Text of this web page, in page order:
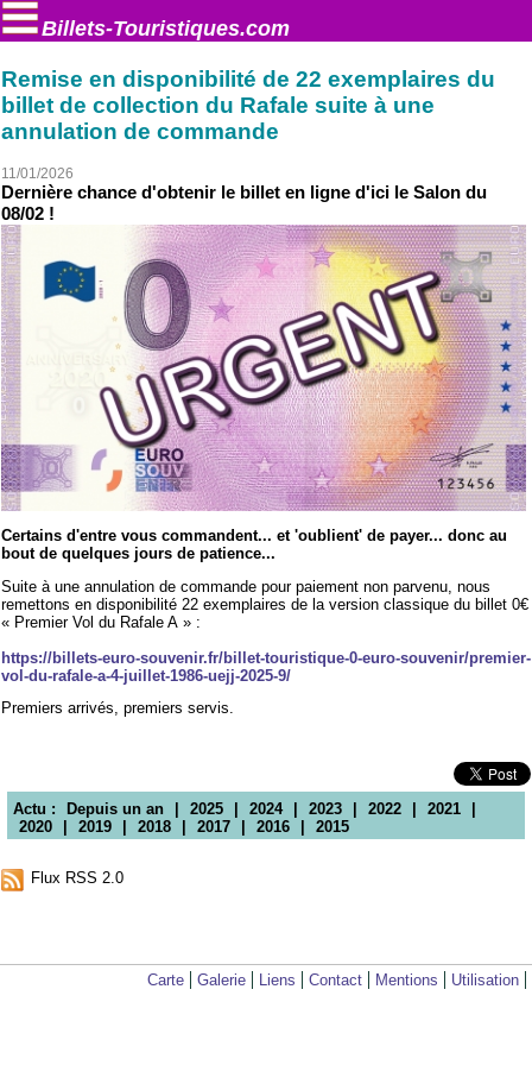
Billets-Touristiques.com
Remise en disponibilité de 22 exemplaires du
billet de collection du Rafale suite à une
annulation de commande
11/01/2026
Dernière chance d'obtenir le billet en ligne d'ici le Salon du
08/02 !
Certains d'entre vous commandent... et 'oublient' de payer... donc au
bout de quelques jours de patience...
Suite à une annulation de commande pour paiement non parvenu, nous
remettons en disponibilité 22 exemplaires de la version classique du billet 0€
« Premier Vol du Rafale A » :
https://billets-euro-souvenir.fr/billet-touristique-0-euro-souvenir/premier-
vol-du-rafale-a-4-juillet-1986-uejj-2025-9/
Premiers arrivés, premiers servis.
Actu : Depuis un an 2025 2024 2023 2022 2021
2020
2019 2018 2017 2016 2015
Flux RSS 2.0
Carte Galerie Liens Contact Mentions Utilisation